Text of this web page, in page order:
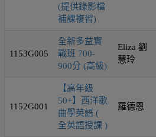
(提供錄影檔
補課複習)
1153G005
全新多益實
戰班 700-
900分 (高級)
Eliza 劉
慧玲
1152G001
【高年級
50+】西洋歌
曲學英語 (
全英語授課 )
羅德恩